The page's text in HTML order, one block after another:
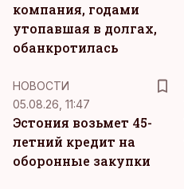
компания, годами
утопавшая в долгах,
обанкротилась
НОВОСТИ
05.08.26, 11:47
Эстония возьмет 45-
летний кредит на
оборонные закупки